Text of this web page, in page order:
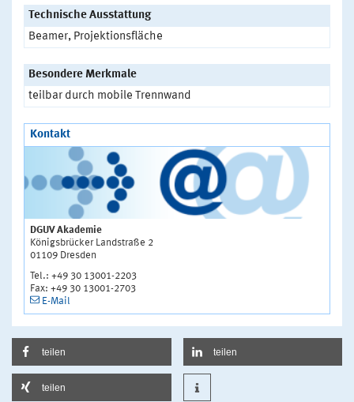
Technische Ausstattung
Beamer, Projektionsfläche
Besondere Merkmale
teilbar durch mobile Trennwand
Kontakt
DGUV Akademie
Königsbrücker Landstraße 2
01109 Dresden
Tel.: +49 30 13001-2203
Fax: +49 30 13001-2703
E-Mail
teilen teilen
teilen